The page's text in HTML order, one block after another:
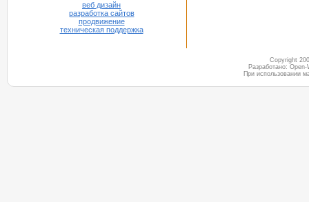
веб дизайн
разработка сайтов
продвижение
техническая поддержка
Copyright
Разработано:
При использовании